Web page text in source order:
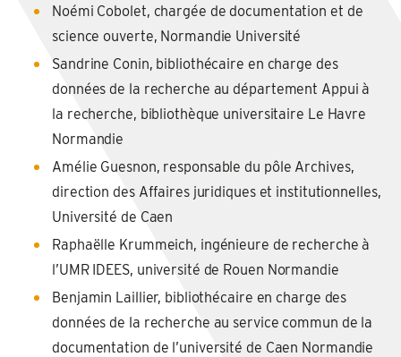
Noémi Cobolet, chargée de documentation et de
science ouverte, Normandie Université
Sandrine Conin, bibliothécaire en charge des
données de la recherche au département Appui à
la recherche, bibliothèque universitaire Le Havre
Normandie
Amélie Guesnon, responsable du pôle Archives,
direction des Affaires juridiques et institutionnelles,
Université de Caen
Raphaëlle Krummeich, ingénieure de recherche à
l’UMR IDEES, université de Rouen Normandie
Benjamin Laillier, bibliothécaire en charge des
données de la recherche au service commun de la
documentation de l’université de Caen Normandie